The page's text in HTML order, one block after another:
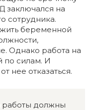
заключался на
сотрудника.
беременной
Однако работа на
по силам. И
нее отказаться.
работы должны